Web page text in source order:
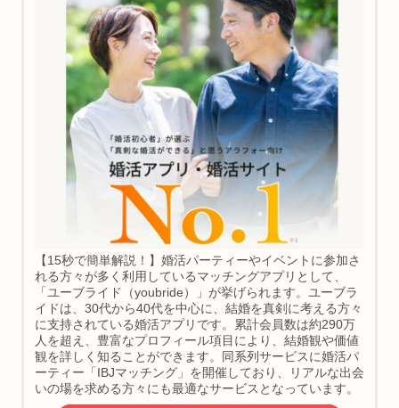
【15秒で簡単解説！】婚活パーティーやイベントに参加さ
れる方々が多く利用しているマッチングアプリとして、
「ユーブライド（youbride）」が挙げられます。ユーブラ
イドは、30代から40代を中心に、結婚を真剣に考える方々
に支持されている婚活アプリです。累計会員数は約290万
人を超え、豊富なプロフィール項目により、結婚観や価値
観を詳しく知ることができます。同系列サービスに婚活パ
ーティー「IBJマッチング」を開催しており、リアルな出会
いの場を求める方々にも最適なサービスとなっています。